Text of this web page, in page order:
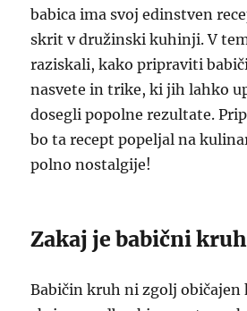
babica ima svoj edinstven
skrit v družinski kuhinji. V
raziskali, kako pripraviti
nasvete in trike, ki jih lahko
dosegli popolne rezultate.
bo ta recept popeljal na
polno nostalgije!
Zakaj je babični
Babičin kruh ni zgolj običajen